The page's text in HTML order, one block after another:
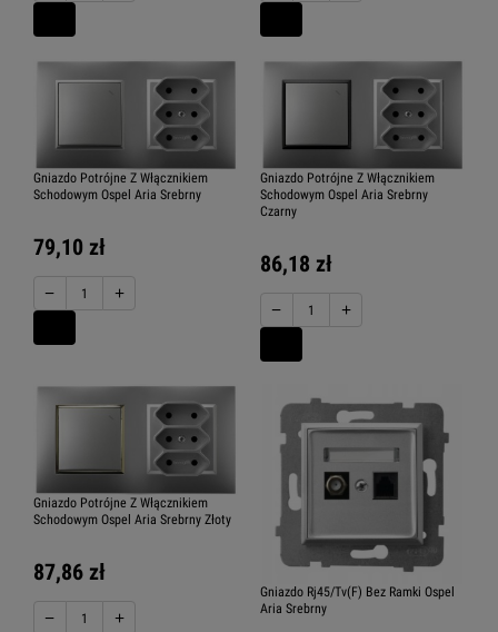
Gniazdo Potrójne Z Włącznikiem
Schodowym Ospel Aria Srebrny
79,10 zł
− +
Gniazdo Potrójne Z Włącznikiem
Schodowym Ospel Aria Srebrny
Czarny
86,18 zł
− +
Gniazdo Potrójne Z Włącznikiem
Schodowym Ospel Aria Srebrny Złoty
87,86 zł
− +
Gniazdo Rj45/Tv(F) Bez Ramki Ospel
Aria Srebrny